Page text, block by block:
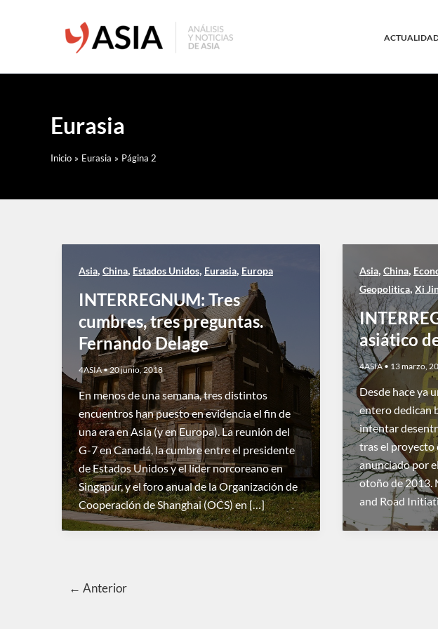
Eurasia
Inicio Eurasia Página 2
Asia, China, Estados Unidos, Eurasia, Europa
INTERREGNUM: Tres
cumbres, tres preguntas.
Fernando Delage
4ASIA•20 junio, 2018
En menos de una semana, tres distintos
encuentros han puesto en evidencia el fin de
una era en Asia (y en Europa). La reunión del
G-7 en Canadá, la cumbre entre el presidente
de Estados Unidos y el líder norcoreano en
Singapur, y el foro anual de la Organización de
Cooperación de Shanghai (OCS) en […]
Asia, China,
Geopolitica, Xi
asiático
4ASIA • 13 marzo,
Desde hace ya
entero dedican
intentar
tras el proyecto
anunciado por
otoño de 2013.
and Road
← Anterior